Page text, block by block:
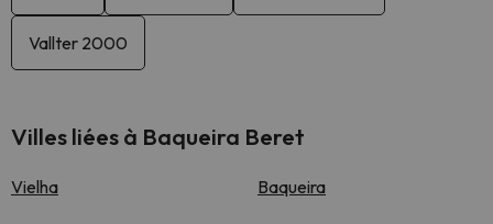
Vallter 2000
Villes liées à Baqueira Beret
Vielha Baqueira